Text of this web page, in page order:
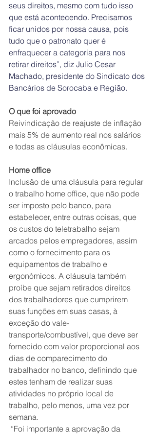
seus direitos, mesmo com tudo isso
que está acontecendo. Precisamos
ficar unidos por nossa causa, pois
tudo que o patronato quer é
enfraquecer a categoria para nos
retirar direitos”, diz Julio Cesar
Machado, presidente do Sindicato dos
Bancários de Sorocaba e Região.
O que foi aprovado
Reivindicação de reajuste de inflação
mais 5% de aumento real nos salários
e todas as cláusulas econômicas.
Home office
Inclusão de uma cláusula para regular
o trabalho home office, que não pode
ser imposto pelo banco, para
estabelecer, entre outras coisas, que
os custos do teletrabalho sejam
arcados pelos empregadores, assim
como o fornecimento para os
equipamentos de trabalho e
ergonômicos. A cláusula também
proíbe que sejam retirados direitos
dos trabalhadores que cumprirem
suas funções em suas casas, à
exceção do vale-
transporte/combustível, que deve ser
fornecido com valor proporcional aos
dias de comparecimento do
trabalhador no banco, definindo que
estes tenham de realizar suas
atividades no próprio local de
trabalho, pelo menos, uma vez por
semana.